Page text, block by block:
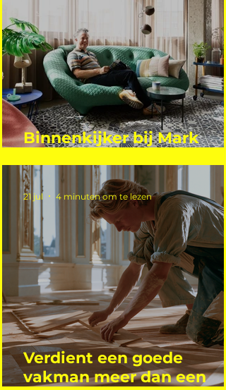
Binnenkijker bij Mark
Verdient een goede
vakman meer dan een
21 jul 4 minuten om te lezen